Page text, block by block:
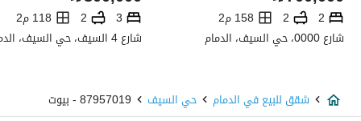
صرف صحي
تفاصيل اضافية
عمر العقار
جديد
2
2
158 م2
شارع 0000، حي السيف، الدمام
3
2
118 م2
شارع 4 السيف، حي السيف، الدمام
شقق للبيع في الدمام حي السيف 87957019 - بيوت